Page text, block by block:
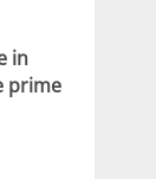
in
prime